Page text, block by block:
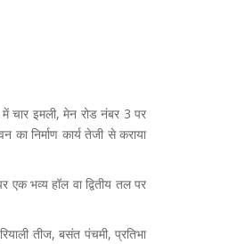
चार इमली, मेन रोड नंबर 3 पर
निर्माण कार्य तेजी से कराया
भव्य हॉल वा द्वितीय तल पर
तीज, बसंत पंचमी, प्रतिभा